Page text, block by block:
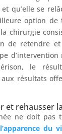
qu’elle se
option de
la chirurgie
de retendre
le
résultats
et rehausser
ne doit pas
du